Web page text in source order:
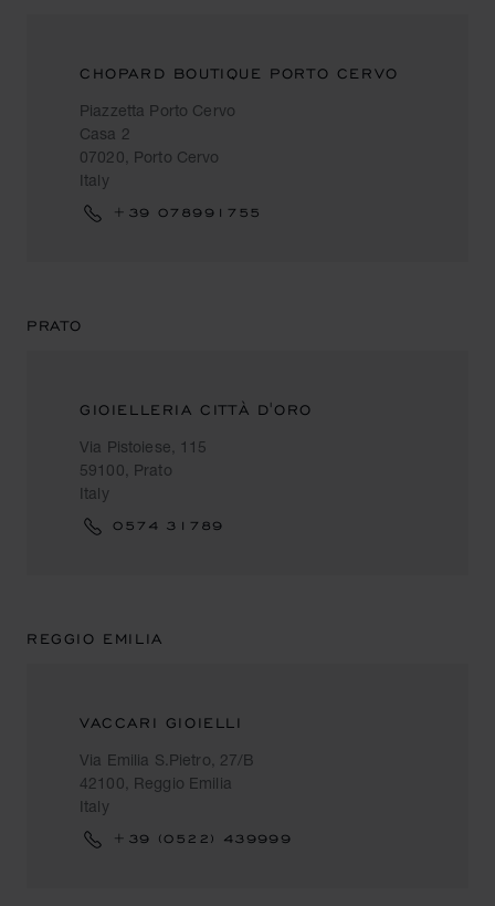
CHOPARD BOUTIQUE PORTO CERVO
Piazzetta Porto Cervo
Casa 2
07020, Porto Cervo
Italy
+39 078991755
PRATO
GIOIELLERIA CITTÀ D'ORO
Via Pistoiese, 115
59100, Prato
Italy
0574 31789
REGGIO EMILIA
VACCARI GIOIELLI
Via Emilia S.Pietro, 27/B
42100, Reggio Emilia
Italy
+39 (0522) 439999